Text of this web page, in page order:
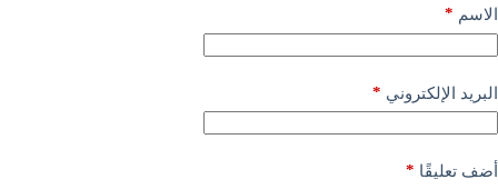
الاسم *
البريد الإلكتروني *
أضف تعليقًا *